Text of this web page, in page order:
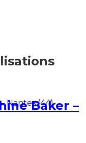
Baker –